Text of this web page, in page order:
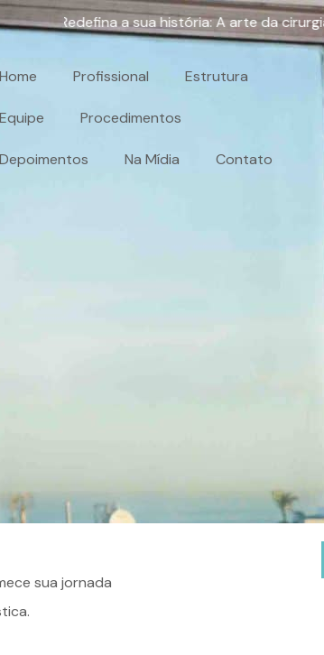
a sua história:A arte dacirurgia plástica
Home Profissional Estrutura
Equipe Procedimentos
Depoimentos Na Mídia Contato
sua jornada